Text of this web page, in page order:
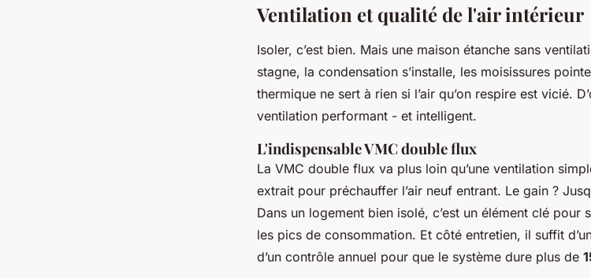
Ventilation et qualité de l'air intérieur
Isoler, c’est bien. Mais une maison étanche sans
stagne, la condensation s’installe, les moisissures
thermique ne sert à rien si l’air qu’on respire est vicié.
ventilation performant - et intelligent.
L'indispensable VMC double flux
La VMC double flux va plus loin qu’une ventilation
extrait pour préchauffer l’air neuf entrant. Le gain ?
Dans un logement bien isolé, c’est un élément clé pour
les pics de consommation. Et côté entretien, il suffit
d’un contrôle annuel pour que le système dure plus de